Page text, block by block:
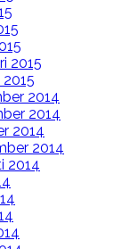
2015
2015
2014
2014
2014
2014
2014